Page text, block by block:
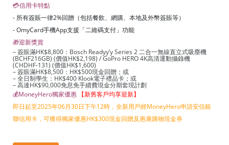
💳信用卡特點
- 所有簽賬一律2%回贈（包括餐飲、網購、本地及外幣簽賬等）
- OmyCard手機App支援「二維碼支付」功能
🎁迎新獎賞
– 簽賬滿HK$8,800：Bosch Readyy’y Series 2 二合一無線直立式吸塵機
(BCHF216GB) (價值HK$2,198) / GoPro HERO 4K高清運動攝錄機
(CHDHF-131) (價值HK$1,600)
– 簽賬滿HK$8,500：HK$500現金回贈；或
– 全日制學生：HK$400 Klook電子禮品卡；或
– 高達HK$90,000免息免手續費現金分期套現計劃
💰MoneyHero獨家優惠 【新舊客戶均享迎新】
即日起至2025年06月30日下午12時，全新用戶經MoneyHero申請安信銀
聯信用卡，可獲得獨家優惠HK$300現金回贈及惠康購物現金券